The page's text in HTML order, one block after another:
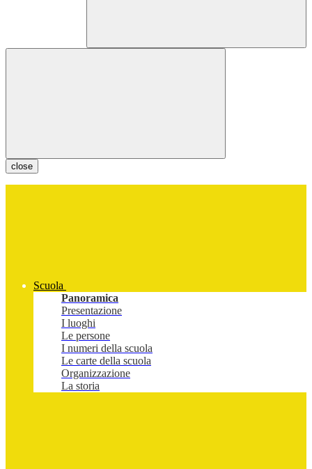
close
Scuola
Panoramica
Presentazione
I luoghi
Le persone
I numeri della scuola
Le carte della scuola
Organizzazione
La storia